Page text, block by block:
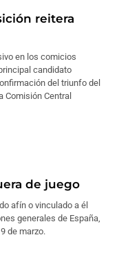
reitera
en los comicios
candidato
del triunfo del
Comisión Central
de juego
afín o vinculado a él
generales de España,
de marzo.